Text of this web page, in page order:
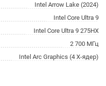
Intel Arrow Lake (2024)
Intel Core Ultra 9
Intel Core Ultra 9 275HX
2 700 МГц
Intel Arc Graphics (4 X-ядер)